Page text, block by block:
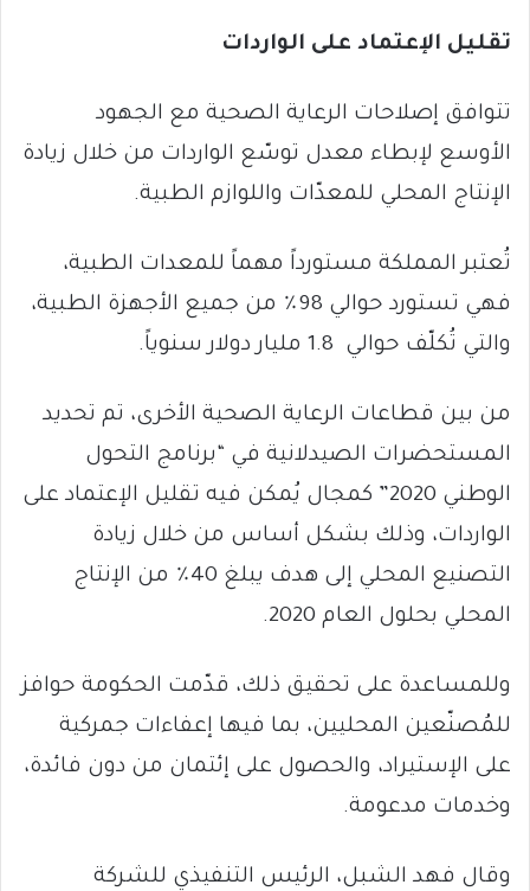
تقليل الإعتماد على الواردات
تتوافق إصلاحات الرعاية الصحية مع الجهود
الأوسع لإبطاء معدل توسّع الواردات من خلال زيادة
الإنتاج المحلي للمعدّات واللوازم الطبية.
تُعتبر المملكة مستورداً مهماً للمعدات الطبية،
فهي تستورد حوالي 98٪ من جميع الأجهزة الطبية،
والتي تُكلّف حوالي 1.8 مليار دولار سنوياً.
من بين قطاعات الرعاية الصحية الأخرى، تم تحديد
المستحضرات الصيدلانية في “برنامج التحول
الوطني 2020” كمجال يُمكن فيه تقليل الإعتماد على
الواردات، وذلك بشكل أساس من خلال زيادة
التصنيع المحلي إلى هدف يبلغ 40٪ من الإنتاج
المحلي بحلول العام 2020.
وللمساعدة على تحقيق ذلك، قدّمت الحكومة حوافز
للمُصنّعين المحليين، بما فيها إعفاءات جمركية
على الإستيراد، والحصول على إئتمان من دون فائدة،
وخدمات مدعومة.
وقال فهد الشبل، الرئيس التنفيذي للشركة